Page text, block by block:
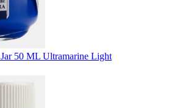
50 ML Ultramarine Light